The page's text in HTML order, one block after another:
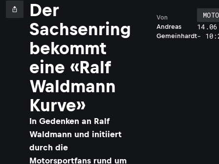
Der
Sachsenring
bekommt
eine «Ralf
Waldmann
Kurve»
In Gedenken an Ralf
Waldmann und initiiert
durch die
Motorsportfans rund um
Andreas
Gemeinhardt
Von
-